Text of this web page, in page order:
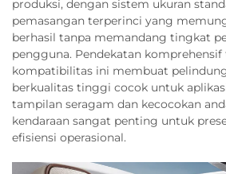
produksi, dengan sistem ukuran
pemasangan terperinci yang
berhasil tanpa memandang tingkat
pengguna. Pendekatan komprehensif
kompatibilitas ini membuat
berkualitas tinggi cocok untuk
tampilan seragam dan kecocokan
kendaraan sangat penting untuk
efisiensi operasional.